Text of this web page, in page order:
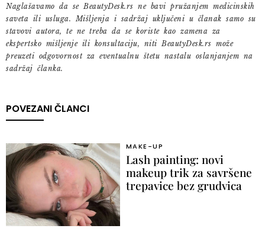
Naglašavamo da se BeautyDesk.rs ne bavi pružanjem medicinskih
saveta ili usluga. Mišljenja i sadržaj uključeni u članak samo su
stavovi autora, te ne treba da se koriste kao zamena za
ekspertsko mišljenje ili konsultaciju, niti BeautyDesk.rs može
preuzeti odgovornost za eventualnu štetu nastalu oslanjanjem na
sadržaj članka.
POVEZANI ČLANCI
MAKE-UP
Lash painting: novi
makeup trik za savršene
trepavice bez grudvica